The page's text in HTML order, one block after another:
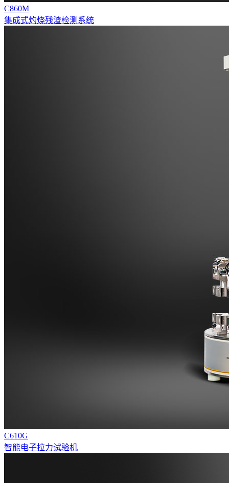
C860M
集成式灼烧残渣检测系统
C610G
智能电子拉力试验机